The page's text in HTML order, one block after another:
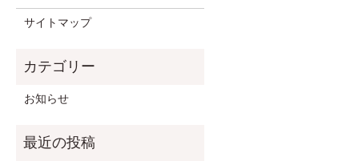
サイトマップ
お知らせ